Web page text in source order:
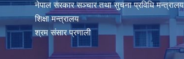
नेपाल सरकार सञ्चार तथा सुचना प्रविधि मन्त्रालय
शिक्षा मन्त्रालय
श्रम संसार प्रणाली